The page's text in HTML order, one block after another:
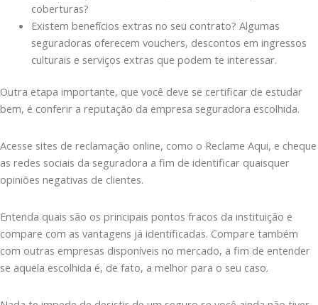
coberturas?
Existem benefícios extras no seu contrato? Algumas
seguradoras oferecem vouchers, descontos em ingressos
culturais e serviços extras que podem te interessar.
Outra etapa importante, que você deve se certificar de estudar
bem, é conferir a reputação da empresa seguradora escolhida.
Acesse sites de reclamação online, como o Reclame Aqui, e cheque
as redes sociais da seguradora a fim de identificar quaisquer
opiniões negativas de clientes.
Entenda quais são os principais pontos fracos da instituição e
compare com as vantagens já identificadas. Compare também
com outras empresas disponíveis no mercado, a fim de entender
se aquela escolhida é, de fato, a melhor para o seu caso.